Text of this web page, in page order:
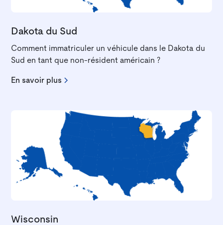
Dakota du Sud
Comment immatriculer un véhicule dans le Dakota du
Sud en tant que non-résident américain ?
En savoir plus
Wisconsin